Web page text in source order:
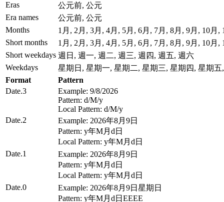
Eras
公元前, 公元
Era names
公元前, 公元
Months
1月, 2月, 3月, 4月, 5月, 6月, 7月, 8月, 9月, 10月,
Short months
1月, 2月, 3月, 4月, 5月, 6月, 7月, 8月, 9月, 10月,
Short weekdays 週日, 週一, 週二, 週三, 週四, 週五, 週六
Weekdays
星期日, 星期一, 星期二, 星期三, 星期四, 星期五
Format
Pattern
Date.3
Example: 9/8/2026
Pattern: d/M/y
Local Pattern: d/M/y
Date.2
Example: 2026年8月9日
Pattern: y年M月d日
Local Pattern: y年M月d日
Date.1
Example: 2026年8月9日
Pattern: y年M月d日
Local Pattern: y年M月d日
Date.0
Example: 2026年8月9日星期日
Pattern: y年M月d日EEEE